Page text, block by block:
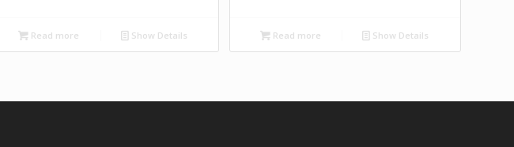
Read more Show Details Read more Show Details